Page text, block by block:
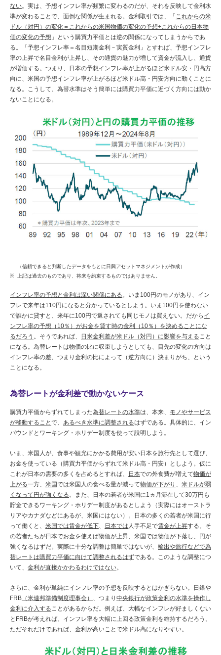
ない。実は、予想インフレ率が頻繁に変わるのだが、それを反映して金利水
準が変わることで、面倒な関係が生まれる。金利取引では、「 これからの米
ドル（対円）の変化＝これからの米国物価の変化の予想÷これからの日本物
価の変化の予想 」という購買力平価とは逆の関係になってしまうからであ
る。「予想インフレ率＝名目短期金利－実質金利」とすれば、予想インフレ
率の上昇で名目金利が上昇し、その通貨の魅力が増して資金が流入し、通貨
が増価する。つまり、日本の予想インフレ率が上がるほど米ドル安・円高方
向に、米国の予想インフレ率が上がるほど米ドル高・円安方向に動くことに
なる。こうして、為替水準はそう簡単には購買力平価に近づく方向には動か
ないことになる。
（信頼できると判断したデータをもとに日興アセットマネジメントが作成）
上記は過去のものであり、将来を約束するものではありません。
インフレ率の予想と金利は深い関係にある 。いま100円のモノがあり、イン
フレで来年は110円になると分かっているとしよう。いま100円を使わない
で誰かに貸すと、来年に100円で返されても同じモノは買えない。だから イ
ンフレ率の予想（10％）がお金を貸す時の金利（10％）を決めることにな
るだろう 。そうであれば、 日米金利差が米ドル（対円）に影響を与える こと
になる。為替レートは物価の比に収束しようとしても、目先の変化の方向は
インフレ率の差、つまり金利の比によって（逆方向に）決まりがち、という
ことになる。
為替レートが金利差で動かないケース
購買力平価からずれてしまった為替レートの水準は、本来、 モノやサービス
が移動すること で、 あるべき水準に調整されるはずである。具体的に、イン
バウンドとワーキング・ホリデー制度を使って説明しよう。
いま、米国人が、食事や観光にかかる費用が安い日本を旅行先として選び、
お金を使っている（購買力平価からずれて米ドル高・円安）としよう。仮に
これが日本の需要の多くを占めるとすれば、
日本での外食費が増えて物価が
上がる一方、 米国では米国人の食べる量が減って物価が下がり
米ドルが弱
くなって円が強くなる 。また、日本の若者が米国に1ヵ月滞在して30万円も
貯金できるワーキング・ホリデー制度があるとしよう（実際にはオーストラ
リアやカナダなどにあるが、米国にはない）。日本の多くの若者が米国に行
って働くと、 米国では賃金が低下 日本では 人手不足で賃金が上昇する。そ
の若者たちが日本でお金を使えば物価が上昇、米国では物価が下落し、円が
強くなるはずだ。実際に十分な調整は簡単ではないが、 輸出や旅行などで為
替レートは購買力平価に向けて調整されるはずである。このような調整につ
いて、 金利が直接かかわるわけではない。
さらに、金利が単純にインフレ率の予想を反映するとはかぎらない。日銀や
FRB （米連邦準備制度理事会） 、つまり 中央銀行が政策金利の水準を操作し
金利に介入する ことがあるからだ。例えば、大幅なインフレが好ましくない
とFRBが考えれば、インフレ率を大幅に上回る政策金利を維持するだろう。
ただそれだけであれば、金利が高いことで米ドル高になりやすい。